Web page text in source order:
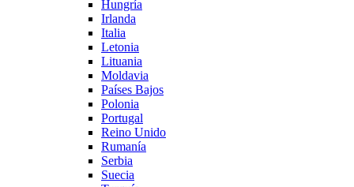
Hungría
Irlanda
Italia
Letonia
Lituania
Moldavia
Países Bajos
Polonia
Portugal
Reino Unido
Rumanía
Serbia
Suecia